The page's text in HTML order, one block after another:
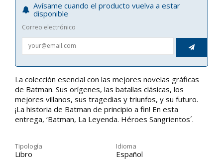
Avísame cuando el producto vuelva a estar
disponible
Correo electrónico

La colección esencial con las mejores novelas gráficas
de Batman. Sus orígenes, las batallas clásicas, los
mejores villanos, sus tragedias y triunfos, y su futuro.
¡La historia de Batman de principio a fin! En esta
entrega, ‘Batman, La Leyenda. Héroes Sangrientos´.
Tipología
Libro
Idioma
Español